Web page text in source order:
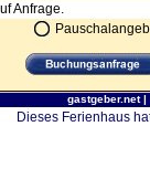
Anfrage.
gastgeber.net|
Dieses Ferienhaus